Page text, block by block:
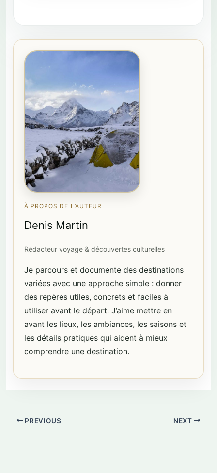
À PROPOS DE L’AUTEUR
Denis Martin
Rédacteur voyage & découvertes culturelles
Je parcours et documente des destinations
variées avec une approche simple : donner
des repères utiles, concrets et faciles à
utiliser avant le départ. J’aime mettre en
avant les lieux, les ambiances, les saisons et
les détails pratiques qui aident à mieux
comprendre une destination.
PREVIOUS NEXT